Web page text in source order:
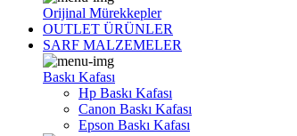
Orijinal Mürekkepler
OUTLET ÜRÜNLER
SARF MALZEMELER
Baskı Kafası
Hp Baskı Kafası
Canon Baskı Kafası
Epson Baskı Kafası